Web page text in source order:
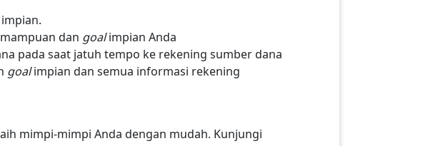
dan goalimpian Anda
pada saat jatuh tempo ke rekening sumber dana
goalimpian dan semua informasi rekening
mimpi-mimpi Anda dengan mudah. Kunjungi